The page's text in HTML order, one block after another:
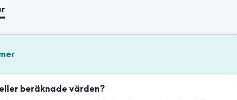
beräknade värden?